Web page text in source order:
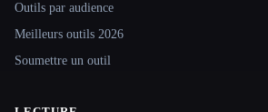
Outils par audience
Meilleurs outils 2026
Soumettre un outil